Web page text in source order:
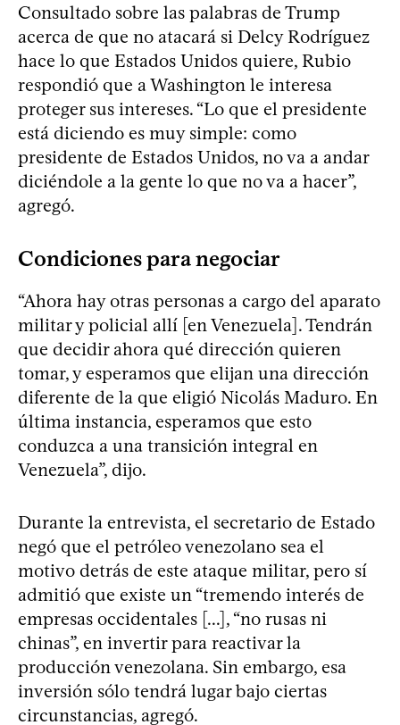
Consultado sobre las palabras de Trump
acerca de que no atacará si Delcy Rodríguez
hace lo que Estados Unidos quiere, Rubio
respondió que a Washington le interesa
proteger sus intereses. “Lo que el presidente
está diciendo es muy simple: como
presidente de Estados Unidos, no va a andar
diciéndole a la gente lo que no va a hacer”,
agregó.
Condiciones para negociar
“Ahora hay otras personas a cargo del aparato
militar y policial allí [en Venezuela]. Tendrán
que decidir ahora qué dirección quieren
tomar, y esperamos que elijan una dirección
diferente de la que eligió Nicolás Maduro. En
última instancia, esperamos que esto
conduzca a una transición integral en
Venezuela”, dijo.
Durante la entrevista, el secretario de Estado
negó que el petróleo venezolano sea el
motivo detrás de este ataque militar, pero sí
admitió que existe un “tremendo interés de
empresas occidentales [...], “no rusas ni
chinas”, en invertir para reactivar la
producción venezolana. Sin embargo, esa
inversión sólo tendrá lugar bajo ciertas
circunstancias, agregó.